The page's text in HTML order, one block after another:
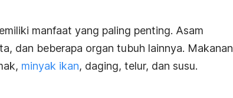
manfaat yang paling penting. Asam
dan beberapa organ tubuh lainnya. Makanan
minyak ikan, daging, telur, dan susu.